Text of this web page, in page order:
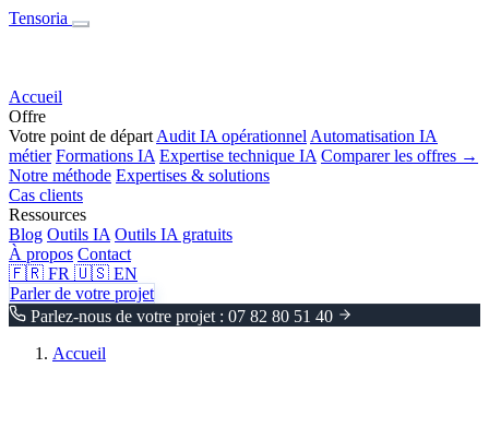
Tensoria
Accueil
Offre
Votre point de départ Audit IA opérationnel Automatisation IA
métier Formations IA Expertise technique IA Comparer les offres →
Notre méthode Expertises & solutions
Cas clients
Ressources
Blog Outils IA Outils IA gratuits
À propos Contact
🇫🇷 FR 🇺🇸 EN
Parler de votre projet
Parlez-nous de votre projet : 07 82 80 51 40
Accueil